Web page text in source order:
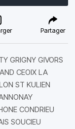
Partager
GRIGNY GIVORS
CEOIX LA
ST KULIEN
CONDRIEU
SOUCIEU